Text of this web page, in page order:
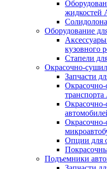
жидкостей
Оборудование
кузовного
Стапели
Окрасочно-
Запчасти
Окрасочно-
транспорта
Опции для
Подъемники